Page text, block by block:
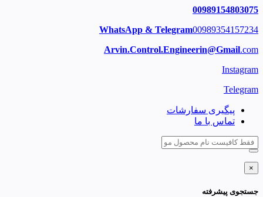
00989154803075
WhatsApp & Telegram00989354157234
Arvin.Control.Engineerin@Gmail.com
Instagram
Telegram
پیگیری سفارشات
تماس با ما
×
جستجوی پیشرفته